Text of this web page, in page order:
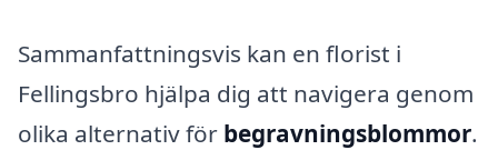
Sammanfattningsvis kan en florist i
Fellingsbro hjälpa dig att navigera genom
olika alternativ för begravningsblommor.